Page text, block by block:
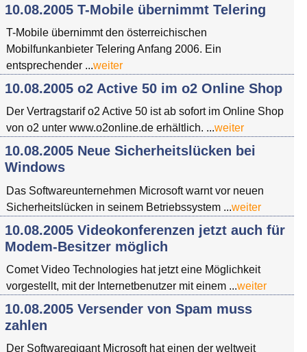
10.08.2005 T-Mobile übernimmt Telering
T-Mobile übernimmt den österreichischen
Mobilfunkanbieter Telering Anfang 2006. Ein
entsprechender ...weiter
10.08.2005 o2 Active 50 im o2 Online Shop
Der Vertragstarif o2 Active 50 ist ab sofort im Online Shop
von o2 unter www.o2online.de erhältlich. ...weiter
10.08.2005 Neue Sicherheitslücken bei
Windows
Das Softwareunternehmen Microsoft warnt vor neuen
Sicherheitslücken in seinem Betriebssystem ...weiter
10.08.2005 Videokonferenzen jetzt auch für
Modem-Besitzer möglich
Comet Video Technologies hat jetzt eine Möglichkeit
vorgestellt, mit der Internetbenutzer mit einem ...weiter
10.08.2005 Versender von Spam muss
zahlen
Der Softwaregigant Microsoft hat einen der weltweit